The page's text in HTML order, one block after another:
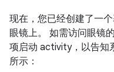
现在，您已经创建了一
眼镜上。 如需访问眼镜
项启动 activity，以告知
所示：